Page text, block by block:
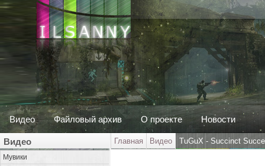
Видео Файловый архив О проекте Новости
Видео
Мувики
Главная Видео TuGuX - Succinct